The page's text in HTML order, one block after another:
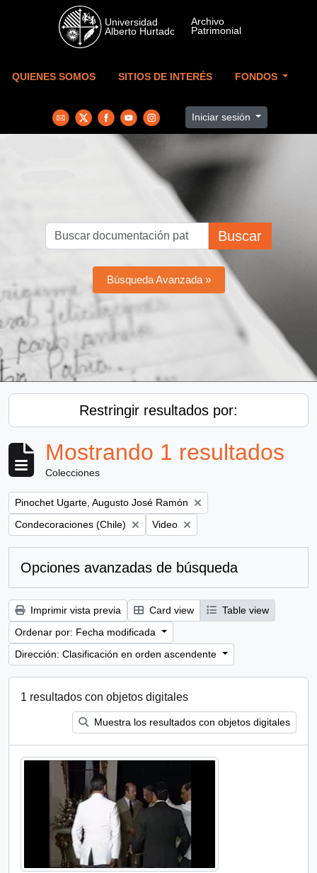
Skip to main content
QUIENES SOMOS SITIOS DE INTERÉS FONDOS
Iniciar sesión
Buscar
Búsqueda Avanzada »
Restringir resultados por:
Mostrando 1 resultados
Colecciones
Remove filter:
Pinochet Ugarte, Augusto José Ramón
Remove filter:
Condecoraciones (Chile) Remove filter:
Video
Opciones avanzadas de búsqueda
Imprimir vista previa Card view
Table view
Ordenar por: Fecha modificada
Dirección: Clasificación en orden ascendente
1 resultados con objetos digitales
Muestra los resultados con objetos digitales